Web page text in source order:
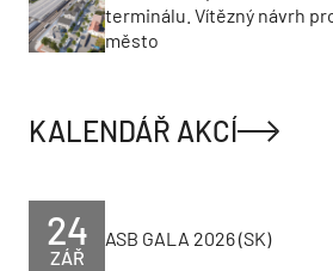
terminálu. Vítězný návrh
město
KALENDÁŘ AKCÍ
ZÁŘ
24 ASB GALA 2026 (SK)